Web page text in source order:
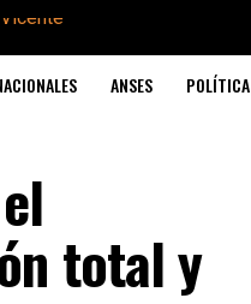
ANSES POLÍTICA
total y